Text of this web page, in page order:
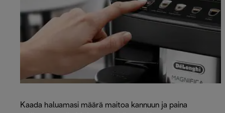
Kaada haluamasi määrä maitoa kannuun ja paina